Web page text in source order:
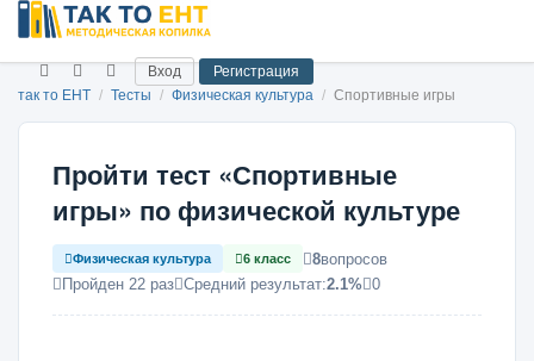
Вход
Регистрация
так то ЕНТ / Тесты / Физическая культура / Спортивные игры
Пройти тест «Спортивные
игры» по физической культуре
Физическая культура 6 класс 8вопросов
Пройден 22 раз Средний результат:2.1% 0